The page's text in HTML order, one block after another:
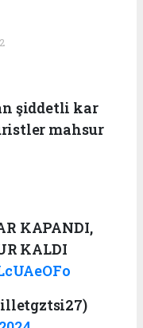
şiddetli kar
mahsur
KAPANDI,
KALDI